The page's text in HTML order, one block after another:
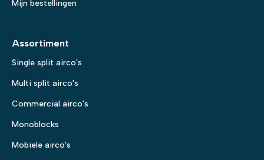
Mijn bestellingen
Assortiment
Single split airco's
Multi split airco's
Commercial airco's
Monoblocks
Mobiele airco's